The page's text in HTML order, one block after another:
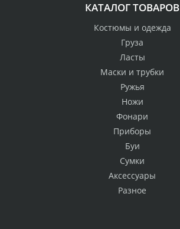
КАТАЛОГ ТОВАРОВ
Костюмы и одежда
Груза
Ласты
Маски и трубки
Ружья
Ножи
Фонари
Приборы
Буи
Сумки
Аксессуары
Разное